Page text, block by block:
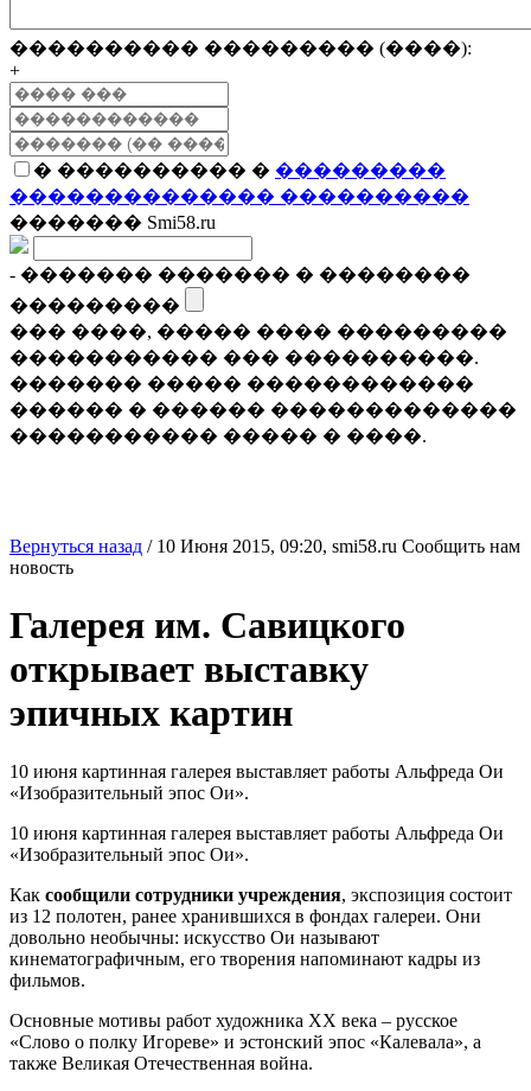
���������� ��������� (����):
+
� ���������� � ���������
�������������� ����������
������� Smi58.ru
- ������� ������� � ��������
���������
��� ����, ����� ���� ���������
����������� ��� ����������.
������� ����� ������������
������ � ������ �������������
����������� ����� � ����.
Вернуться назад / 10 Июня 2015, 09:20, smi58.ru Сообщить нам
новость
Галерея им. Савицкого
открывает выставку
эпичных картин
10 июня картинная галерея выставляет работы Альфреда Ои
«Изобразительный эпос Ои».
10 июня картинная галерея выставляет работы Альфреда Ои
«Изобразительный эпос Ои».
Как сообщили сотрудники учреждения, экспозиция состоит
из 12 полотен, ранее хранившихся в фондах галереи. Они
довольно необычны: искусство Ои называют
кинематографичным, его творения напоминают кадры из
фильмов.
Основные мотивы работ художника XX века – русское
«Слово о полку Игореве» и эстонский эпос «Калевала», а
также Великая Отечественная война.